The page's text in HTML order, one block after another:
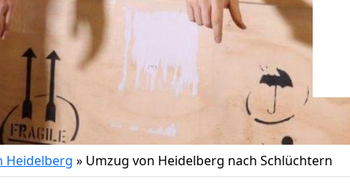
Heidelberg » Umzug von Heidelberg nach Schlüchtern